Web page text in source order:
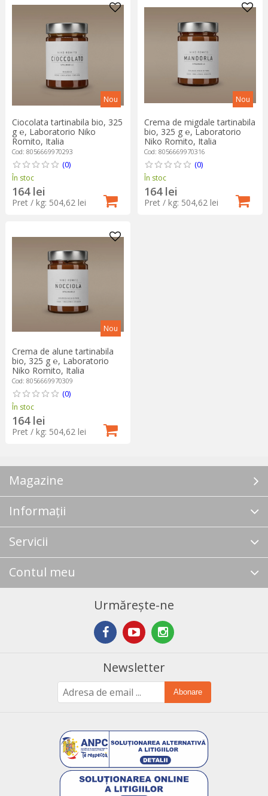
Nou
Ciocolata tartinabila bio, 325
g ℮, Laboratorio Niko
Romito, Italia
Cod: 8056669970293
(0)
În stoc
164 lei
Pret / kg: 504,62 lei
Nou
Crema de migdale tartinabila
bio, 325 g ℮, Laboratorio
Niko Romito, Italia
Cod: 8056669970316
(0)
În stoc
164 lei
Pret / kg: 504,62 lei
Nou
Crema de alune tartinabila
bio, 325 g ℮, Laboratorio
Niko Romito, Italia
Cod: 8056669970309
(0)
În stoc
164 lei
Pret / kg: 504,62 lei
Magazine
Informații
Servicii
Contul meu
Urmărește-ne
Newsletter
Abonare